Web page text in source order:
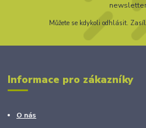
Můžete se kdykoli odhlásit.
Informace pro zákazníky
O nás